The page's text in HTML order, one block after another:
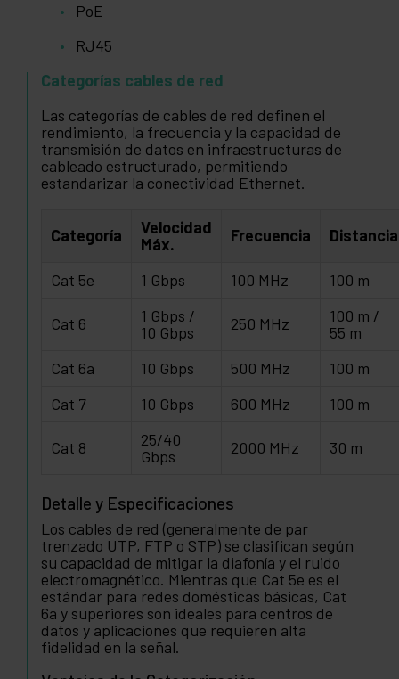
PoE
RJ45
Categorías cables de red
Las categorías de cables de red definen el
rendimiento, la frecuencia y la capacidad de
transmisión de datos en infraestructuras de
cableado estructurado, permitiendo
estandarizar la conectividad Ethernet.
Categoría
Velocidad
Máx.
Frecuencia Distancia
Cat 5e 1 Gbps 100 MHz 100 m
Cat 6
1 Gbps /
10 Gbps
250 MHz
100 m /
55 m
Cat 6a
10 Gbps 500 MHz
100 m
Cat 7
10 Gbps 600 MHz 100 m
Cat 8
25/40
Gbps
2000 MHz 30 m
Detalle y Especificaciones
Los cables de red (generalmente de par
trenzado UTP, FTP o STP) se clasifican según
su capacidad de mitigar la diafonía y el ruido
electromagnético. Mientras que Cat 5e es el
estándar para redes domésticas básicas, Cat
6a y superiores son ideales para centros de
datos y aplicaciones que requieren alta
fidelidad en la señal.